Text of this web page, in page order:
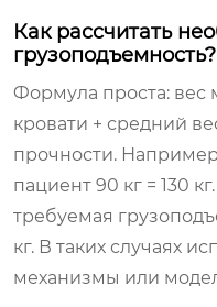
Как рассчитать
грузоподъемность?
Формула проста: вес
кровати + средний
прочности. Например:
пациент 90 кг = 130
требуемая
кг. В таких случаях
механизмы или